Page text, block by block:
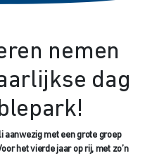
nemen
dag
aanwezig met een grote groep
het vierde jaar op rij, met zo’n